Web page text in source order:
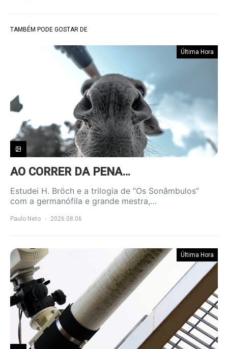
TAMBÉM PODE GOSTAR DE
Última Hora
AO CORRER DA PENA…
Estudei H. Bröch e a trilogia de “Os Sonâmbulos”
com a germanófila e grande mestra,…
Paulo Neto 2026.08.06
Última Hora